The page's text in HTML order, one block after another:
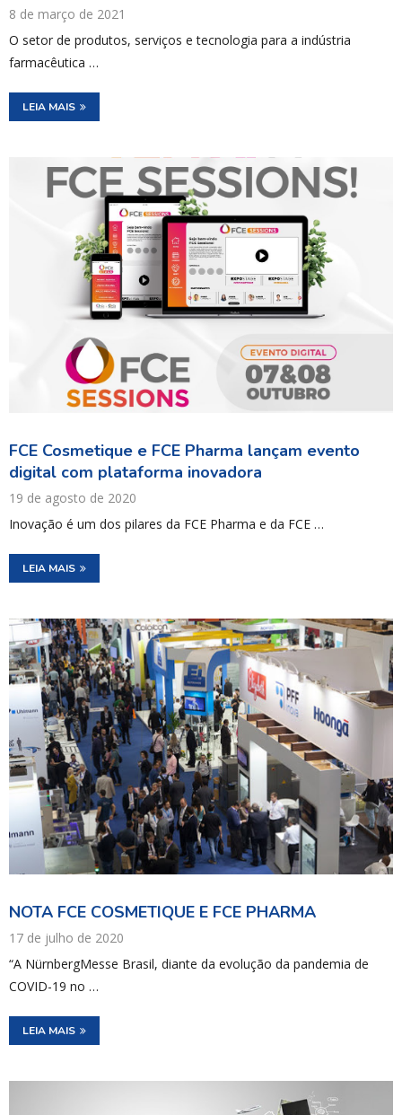
8 de março de 2021
O setor de produtos, serviços e tecnologia para a indústria
farmacêutica …
LEIA MAIS
FCE Cosmetique e FCE Pharma lançam evento
digital com plataforma inovadora
19 de agosto de 2020
Inovação é um dos pilares da FCE Pharma e da FCE …
LEIA MAIS
NOTA FCE COSMETIQUE E FCE PHARMA
17 de julho de 2020
“A NürnbergMesse Brasil, diante da evolução da pandemia de
COVID-19 no …
LEIA MAIS